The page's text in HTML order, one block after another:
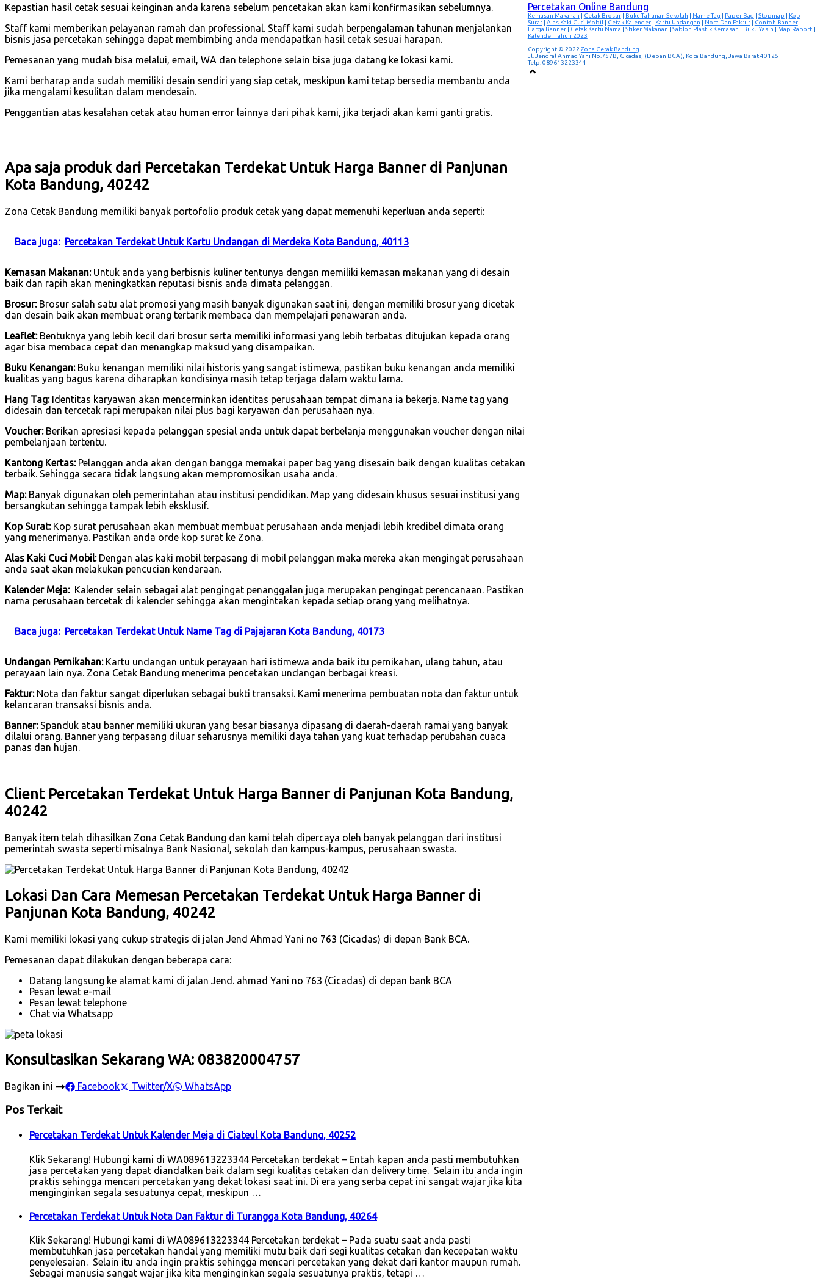
Kepastian hasil cetak sesuai keinginan anda karena sebelum pencetakan akan kami konfirmasikan sebelumnya.
Staff kami memberikan pelayanan ramah dan professional. Staff kami sudah berpengalaman tahunan menjalankan
bisnis jasa percetakan sehingga dapat membimbing anda mendapatkan hasil cetak sesuai harapan.
Pemesanan yang mudah bisa melalui, email, WA dan telephone selain bisa juga datang ke lokasi kami.
Kami berharap anda sudah memiliki desain sendiri yang siap cetak, meskipun kami tetap bersedia membantu anda
jika mengalami kesulitan dalam mendesain.
Penggantian atas kesalahan cetak atau human error lainnya dari pihak kami, jika terjadi akan kami ganti gratis.
Apa saja produk dari Percetakan Terdekat Untuk Harga Banner di Panjunan
Kota Bandung, 40242
Zona Cetak Bandung memiliki banyak portofolio produk cetak yang dapat memenuhi keperluan anda seperti:
Baca juga: Percetakan Terdekat Untuk Kartu Undangan di Merdeka Kota Bandung, 40113
Kemasan Makanan:Untuk anda yang berbisnis kuliner tentunya dengan memiliki kemasan makanan yang di desain
baik dan rapih akan meningkatkan reputasi bisnis anda dimata pelanggan.
Brosur:Brosur salah satu alat promosi yang masih banyak digunakan saat ini, dengan memiliki brosur yang dicetak
dan desain baik akan membuat orang tertarik membaca dan mempelajari penawaran anda.
Leaflet:Bentuknya yang lebih kecil dari brosur serta memiliki informasi yang lebih terbatas ditujukan kepada orang
agar bisa membaca cepat dan menangkap maksud yang disampaikan.
Buku Kenangan:Buku kenangan memiliki nilai historis yang sangat istimewa, pastikan buku kenangan anda memiliki
kualitas yang bagus karena diharapkan kondisinya masih tetap terjaga dalam waktu lama.
Hang Tag:Identitas karyawan akan mencerminkan identitas perusahaan tempat dimana ia bekerja. Name tag yang
didesain dan tercetak rapi merupakan nilai plus bagi karyawan dan perusahaan nya.
Voucher:Berikan apresiasi kepada pelanggan spesial anda untuk dapat berbelanja menggunakan voucher dengan nilai
pembelanjaan tertentu.
Kantong Kertas:Pelanggan anda akan dengan bangga memakai paper bag yang disesain baik dengan kualitas cetakan
terbaik. Sehingga secara tidak langsung akan mempromosikan usaha anda.
Map:Banyak digunakan oleh pemerintahan atau institusi pendidikan. Map yang didesain khusus sesuai institusi yang
bersangkutan sehingga tampak lebih eksklusif.
Kop Surat:Kop surat perusahaan akan membuat membuat perusahaan anda menjadi lebih kredibel dimata orang
yang menerimanya. Pastikan anda orde kop surat ke Zona.
Alas Kaki Cuci Mobil:Dengan alas kaki mobil terpasang di mobil pelanggan maka mereka akan mengingat perusahaan
anda saat akan melakukan pencucian kendaraan.
Kalender Meja:Kalender selain sebagai alat pengingat penanggalan juga merupakan pengingat perencanaan. Pastikan
nama perusahaan tercetak di kalender sehingga akan mengintakan kepada setiap orang yang melihatnya.
Baca juga: Percetakan Terdekat Untuk Name Tag di Pajajaran Kota Bandung, 40173
Undangan Pernikahan:Kartu undangan untuk perayaan hari istimewa anda baik itu pernikahan, ulang tahun, atau
perayaan lain nya. Zona Cetak Bandung menerima pencetakan undangan berbagai kreasi.
Faktur:Nota dan faktur sangat diperlukan sebagai bukti transaksi. Kami menerima pembuatan nota dan faktur untuk
kelancaran transaksi bisnis anda.
Banner:Spanduk atau banner memiliki ukuran yang besar biasanya dipasang di daerah-daerah ramai yang banyak
dilalui orang. Banner yang terpasang diluar seharusnya memiliki daya tahan yang kuat terhadap perubahan cuaca
panas dan hujan.
Client Percetakan Terdekat Untuk Harga Banner di Panjunan Kota Bandung,
40242
Banyak item telah dihasilkan Zona Cetak Bandung dan kami telah dipercaya oleh banyak pelanggan dari institusi
pemerintah swasta seperti misalnya Bank Nasional, sekolah dan kampus-kampus, perusahaan swasta.
Lokasi Dan Cara Memesan Percetakan Terdekat Untuk Harga Banner di
Panjunan Kota Bandung, 40242
Kami memiliki lokasi yang cukup strategis di jalan Jend Ahmad Yani no 763 (Cicadas) di depan Bank BCA.
Pemesanan dapat dilakukan dengan beberapa cara:
Datang langsung ke alamat kami di jalan Jend. ahmad Yani no 763 (Cicadas) di depan bank BCA
Pesan lewat e-mail
Pesan lewat telephone
Chat via Whatsapp
Konsultasikan Sekarang WA: 083820004757
Bagikan ini Facebook Twitter/X WhatsApp
Pos Terkait
Percetakan Terdekat Untuk Kalender Meja di Ciateul Kota Bandung, 40252
Klik Sekarang! Hubungi kami di WA089613223344 Percetakan terdekat – Entah kapan anda pasti membutuhkan
jasa percetakan yang dapat diandalkan baik dalam segi kualitas cetakan dan delivery time. Selain itu anda ingin
praktis sehingga mencari percetakan yang dekat lokasi saat ini. Di era yang serba cepat ini sangat wajar jika kita
menginginkan segala sesuatunya cepat, meskipun …
Percetakan Terdekat Untuk Nota Dan Faktur di Turangga Kota Bandung, 40264
Klik Sekarang! Hubungi kami di WA089613223344 Percetakan terdekat – Pada suatu saat anda pasti
membutuhkan jasa percetakan handal yang memiliki mutu baik dari segi kualitas cetakan dan kecepatan waktu
penyelesaian. Selain itu anda ingin praktis sehingga mencari percetakan yang dekat dari kantor maupun rumah.
Sebagai manusia sangat wajar jika kita menginginkan segala sesuatunya praktis, tetapi …
Percetakan Online Bandung
Kemasan Makanan | Cetak Brosur| Buku Tahunan Sekolah | Name Tag | Paper Bag | Stopmap | Kop
Surat| Alas Kaki Cuci Mobil | Cetak Kalender| Kartu Undangan | Nota Dan Faktur| Contoh Banner|
Harga Banner| Cetak Kartu Nama | Stiker Makanan | Sablon Plastik Kemasan | Buku Yasin | Map Raport|
Kalender Tahun 2023
Copyright © 2022 Zona Cetak Bandung
Jl. Jendral Ahmad Yani No.757B, Cicadas, (Depan BCA), Kota Bandung, Jawa Barat 40125
Telp. 089613223344